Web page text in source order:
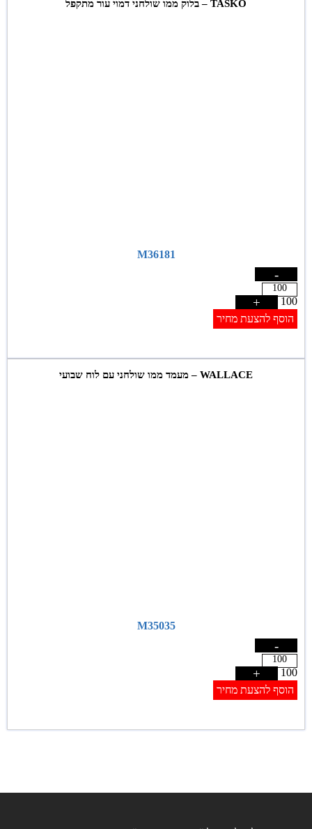
TASKO – בלוק ממו שולחני דמוי עור מתקפל
M36181
-
100
+
הוסף להצעת מחיר
WALLACE – מעמד ממו שולחני עם לוח שבועי
M35035
-
100
+
הוסף להצעת מחיר